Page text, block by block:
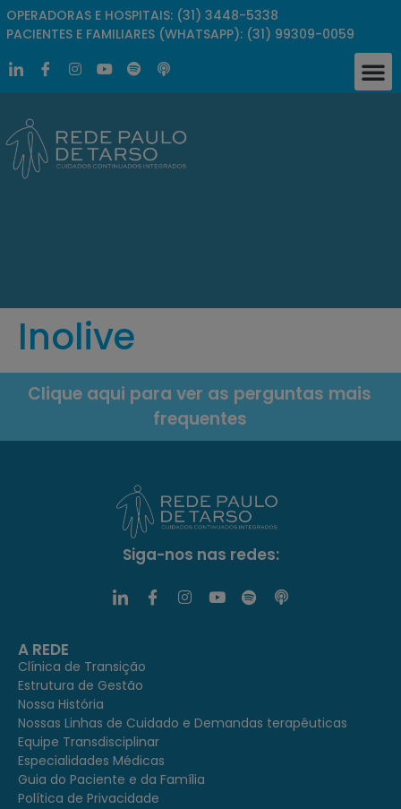
OPERADORAS E HOSPITAIS: (31) 3448-5338
PACIENTES E FAMILIARES (WHATSAPP): (31) 99309-0059
Inolive
Clique aqui para ver as perguntas mais
frequentes
Siga-nos nas redes:
A REDE
Clínica de Transição
Estrutura de Gestão
Nossa História
Nossas Linhas de Cuidado e Demandas terapêuticas
Equipe Transdisciplinar
Especialidades Médicas
Guia do Paciente e da Família
Política de Privacidade